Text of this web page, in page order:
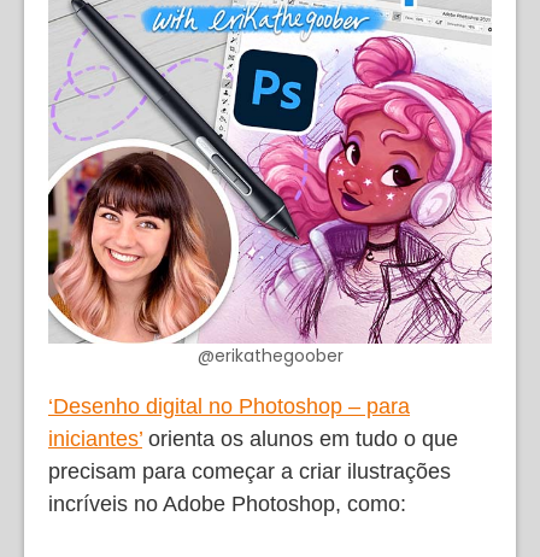
@erikathegoober
‘Desenho digital no Photoshop – para
iniciantes’ orienta os alunos em tudo o que
precisam para começar a criar ilustrações
incríveis no Adobe Photoshop, como: